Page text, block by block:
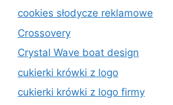
cookies słodycze reklamowe
Crossovery
Crystal Wave boat design
cukierki krówki z logo
cukierki krówki z logo firmy